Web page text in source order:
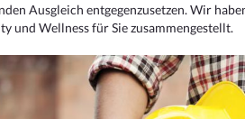
Ausgleich entgegenzusetzen. Wir
und Wellness für Sie zusammengestellt.